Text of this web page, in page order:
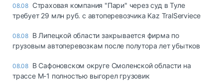
08.08 Страховая компания "Пари" через суд в Туле
требует 29 млн руб. с автоперевозчика Kaz TralServiece
08.08 В Липецкой области закрывается фирма по
грузовым автоперевозкам после полутора лет убытков
08.08 В Сафоновском округе Смоленской области на
трассе М-1 полностью выгорел грузовик